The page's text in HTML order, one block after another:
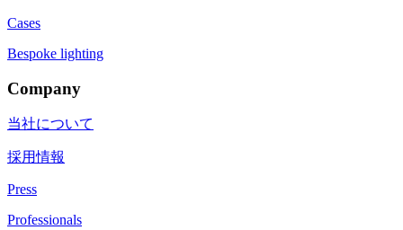
Cases
Bespoke lighting
Company
当社について
採用情報
Press
Professionals